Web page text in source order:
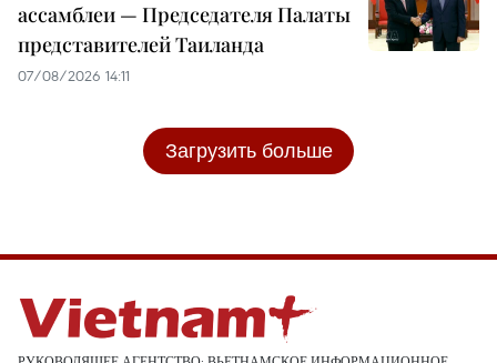
ассамблеи — Председателя Палаты
представителей Таиланда
07/08/2026 14:11
Загрузить больше